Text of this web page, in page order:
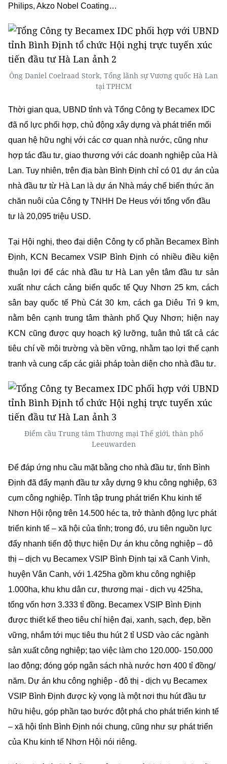
chung có quy mô vừa và nhỏ. Nhiều dự án đầu tư của Hà
lớn nổi tiếng như Heineken, Unilever, Rroyal Dutch Shell,
Philips, Akzo Nobel Coating…
tại TPHCM
Thời gian qua, UBND tỉnh và Tổng Công ty Becamex IDC
đã nổ lực phối hợp, chủ động xây dựng và phát triển mối
quan hệ hữu nghị với các cơ quan nhà nước, cũng như
hợp tác đầu tư, giao thương với các doanh nghiệp của Hà
Lan. Tuy nhiên,trên địa bàn
chăn nuôi của Công ty TNHH De Heus với tổng vốn đầu
tư là 20,095 triệu USD.
Tại Hội nghị, theo đại diện Công ty cổ phần Becamex Bình
Định, KCN Becamex VSIP Bình Định có nhiều điều kiện
thuận lợi để các nhà đầu tư Hà Lan yên tâm đầu tư sản
xuất như cách cảng biển quốc tế Quy Nhơn 25 km, cách
sân bay quốc tế Phù Cát 30 km, cách ga Diêu Trì 9 km,
nằm bên cạnh trung tâm thành phố Quy Nhơn; hiện nay
tiêu chí về môi trường và bền vững, nhằm tạo lợi thế cạnh
tranh và cung cấp các giải pháp toàn diện cho nhà đầu tư.
Leeuwarden
Để đáp ứng nhu cầu mặt bằng cho nhà đầu tư, tỉnh Bình
Định đã đẩy mạnh đầu tư xây dựng 9 khu công nghiệp, 63
cụm công nghiệp. Tỉnh tập trung phát triển Khu kinh tế
Nhơn Hội rộng trên 14.500 héc ta, trở thành động lực phát
triển kinh tế – xã hội của tỉnh; trong đó, ưu tiên nguồn lực
đẩy nhanh tiến độ thực hiện Dự án khu công nghiệp – đô
thị – dịch vụ Becamex VSIP Bình Định tại xã Canh Vinh,
huyện Vân Canh, với 1.425ha gồm khu công nghiệp
1.000ha, khu khu dân cư, thương mại - dịch vụ 425ha,
tổng vốn hơn 3.333 tỉ đồng. Becamex VSIP Bình Định
được thiết kế theo tiêu chí hiện đại, xanh, sạch, đẹp, bền
vững, nhắm tới mục tiêu thu hút 2 tỉ USD vào các ngành
sản xuất công nghiệp; tạo việc làm cho 120.000- 150.000
lao động; đóng góp ngân sách nhà nước hơn 400 tỉ đồng/
năm. Dự án khu công nghiệp - đô thị - dịch vụ Becamex
VSIP Bình Định được kỳ vọng là một nơi thu hút đầu tư